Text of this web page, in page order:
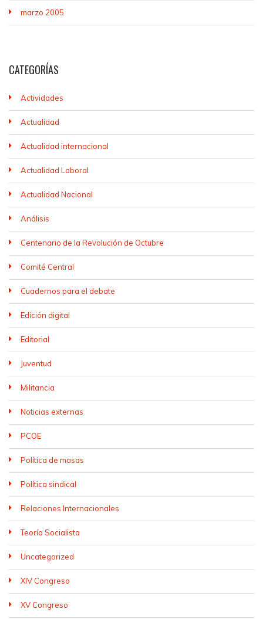
marzo 2005
CATEGORÍAS
Actividades
Actualidad
Actualidad internacional
Actualidad Laboral
Actualidad Nacional
Análisis
Centenario de la Revolución de Octubre
Comité Central
Cuadernos para el debate
Edición digital
Editorial
Juventud
Militancia
Noticias externas
PCOE
Política de masas
Política sindical
Relaciones Internacionales
Teoría Socialista
Uncategorized
XIV Congreso
XV Congreso